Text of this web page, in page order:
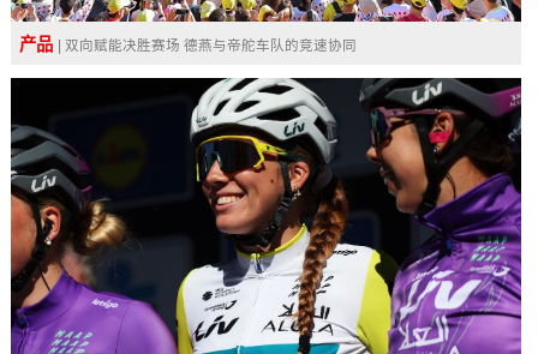
产品 | 双向赋能决胜赛场 德燕与帝舵车队的竞速协同